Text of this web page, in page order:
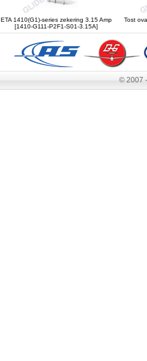
ETA 1410(G1)-series zekering 3.15 Amp
[1410-G111-P2F1-S01-3.15A]
Tost
© 2007